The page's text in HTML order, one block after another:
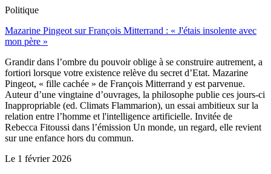
Politique
Mazarine Pingeot sur François Mitterrand : « J'étais insolente avec
mon père »
Grandir dans l’ombre du pouvoir oblige à se construire autrement, a
fortiori lorsque votre existence relève du secret d’Etat. Mazarine
Pingeot, « fille cachée » de François Mitterrand y est parvenue.
Auteur d’une vingtaine d’ouvrages, la philosophe publie ces jours-ci
Inappropriable (ed. Climats Flammarion), un essai ambitieux sur la
relation entre l’homme et l'intelligence artificielle. Invitée de
Rebecca Fitoussi dans l’émission Un monde, un regard, elle revient
sur une enfance hors du commun.
Le 1 février 2026